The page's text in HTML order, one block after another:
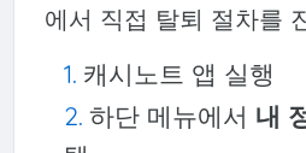
에서 직접 탈퇴 절차를
캐시노트 앱 실행
하단 메뉴에서 내